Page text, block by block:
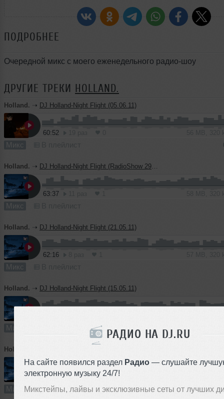
РАДИО НА DJ.RU
На сайте появился раздел Радио — слушайте
электронную музыку 24/7!
Микстейпы, лайвы и эксклюзивные сеты от лучших
ПОДРОБНЕЕ
Очередной микс с моего еженедельного радио-шоу
ДРУГИЕ ТРЕКИ HOLLAND.
Holland. ➝ DJ Holland-Night Flight (05.06.11)
60:52
Микс
Holland. ➝ DJ Holland-Night Flight (RadioShow 29.05.11)
63:37
Микс
Holland. ➝ DJ Holland-Night Flight (21.05.11)
62:16
Микс
Holland. ➝ DJ Holland-Night Flight (15.05.11)
Микс
Holland.
64:57 3 раза 0
Микс В плейлист